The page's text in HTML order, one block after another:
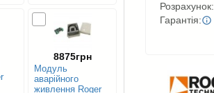
Модуль
аварійного
живлення Roger
8875грн
Розрахунок:
Гарантія: